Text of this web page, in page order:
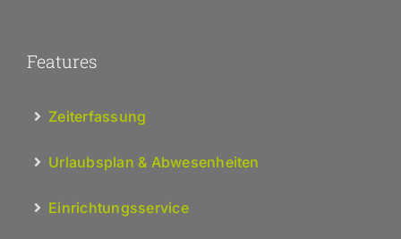
Features
Zeiterfassung
Urlaubsplan & Abwesenheiten
Einrichtungsservice